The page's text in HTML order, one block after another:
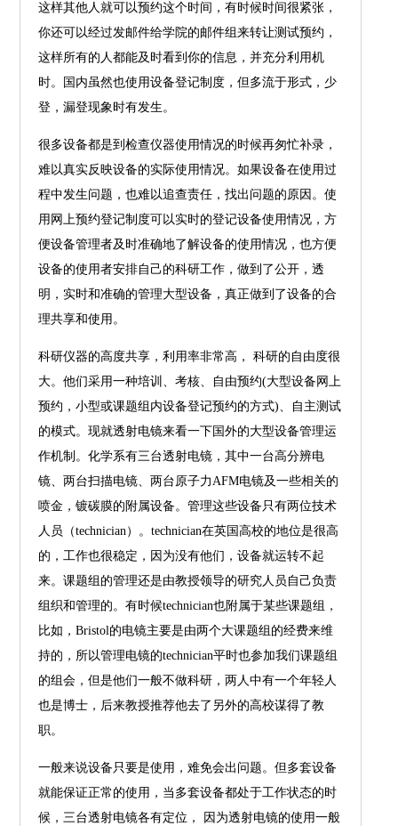
这样其他人就可以预约这个时间，有时候时间很紧张，
你还可以经过发邮件给学院的邮件组来转让测试预约，
这样所有的人都能及时看到你的信息，并充分利用机
时。国内虽然也使用设备登记制度，但多流于形式，少
登，漏登现象时有发生。
很多设备都是到检查仪器使用情况的时候再匆忙补录，
难以真实反映设备的实际使用情况。如果设备在使用过
程中发生问题，也难以追查责任，找出问题的原因。使
用网上预约登记制度可以实时的登记设备使用情况，方
便设备管理者及时准确地了解设备的使用情况，也方便
设备的使用者安排自己的科研工作，做到了公开，透
明，实时和准确的管理大型设备，真正做到了设备的合
理共享和使用。
科研仪器的高度共享，利用率非常高， 科研的自由度很
大。他们采用一种培训、考核、自由预约(大型设备网上
预约，小型或课题组内设备登记预约的方式)、自主测试
的模式。现就透射电镜来看一下国外的大型设备管理运
作机制。化学系有三台透射电镜，其中一台高分辨电
镜、两台扫描电镜、两台原子力AFM电镜及一些相关的
喷金，镀碳膜的附属设备。管理这些设备只有两位技术
人员（technician）。technician在英国高校的地位是很高
的，工作也很稳定，因为没有他们，设备就运转不起
来。课题组的管理还是由教授领导的研究人员自己负责
组织和管理的。有时候technician也附属于某些课题组，
比如，Bristol的电镜主要是由两个大课题组的经费来维
持的，所以管理电镜的technician平时也参加我们课题组
的组会，但是他们一般不做科研，两人中有一个年轻人
也是博士，后来教授推荐他去了另外的高校谋得了教
职。
一般来说设备只要是使用，难免会出问题。但多套设备
就能保证正常的使用，当多套设备都处于工作状态的时
候，三台透射电镜各有定位， 因为透射电镜的使用一般